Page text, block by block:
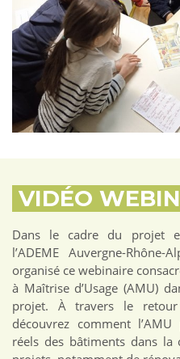
VIDÉO
Dans le cadre du projet
l’ADEME Auvergne-
organisé ce webinaire
à Maîtrise d’Usage (AMU)
projet. À travers le retour
découvrez comment
réels des bâtiments dans